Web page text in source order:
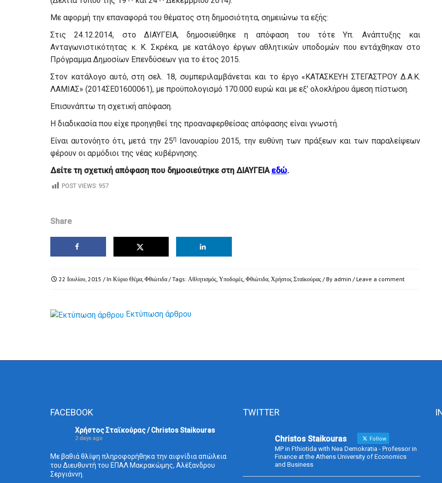
Με αφορμή την επαναφορά του θέματος στη δημοσιότητα, σημειώνω τα εξής:
Στις 24.12.2014, στο ΔΙΑΥΓΕΙΑ, δημοσιεύθηκε η απόφαση του τότε Υπ. Ανάπτυξης και
Ανταγωνιστικότητας κ. Κ. Σκρέκα, με κατάλογο έργων αθλητικών υποδομών που εντάχθηκαν στο
Πρόγραμμα Δημοσίων Επενδύσεων για το έτος 2015.
Στον κατάλογο αυτό, στη σελ. 18, συμπεριλαμβάνεται και το έργο «ΚΑΤΑΣΚΕΥΗ ΣΤΕΓΑΣΤΡΟΥ Δ.Α.Κ.
ΛΑΜΙΑΣ» (2014ΣΕ01600061), με προϋπολογισμό 170.000 ευρώ και με εξ’ ολοκλήρου άμεση πίστωση.
Επισυνάπτω τη σχετική απόφαση.
Η διαδικασία που είχε προηγηθεί της προαναφερθείσας απόφασης είναι γνωστή.
Είναι αυτονόητο ότι, μετά την 25η
Ιανουαρίου 2015, την ευθύνη των πράξεων και των παραλείψεων
φέρουν οι αρμόδιοι της νέας κυβέρνησης.
Δείτε τη σχετική απόφαση που δημοσιεύτηκε στη ΔΙΑΥΓΕΙΑ εδώ.
POST VIEWS: 957
Share
22 Ιουλίου, 2015 / In Κύριο Θέμα, Φθιώτιδα / Tags: Αθλητισμός, Υποδομές, Φθιώτιδα, Χρήστος Σταϊκούρας / By admin / Leave a comment
Εκτύπωση άρθρου
FACEBOOK
Χρήστος Σταϊκούρας / Christos Staikouras
2 days ago
Με βαθιά θλίψη πληροφορήθηκα την αιφνίδια απώλεια
του Διευθυντή του ΕΠΑΛ Μακρακώμης, Αλέξανδρου
Σεργιάννη.
TWITTER
Christos Staikouras Follow
MP in Fthiotida with Nea Demokratia - Professor in
Finance at the Athens University of Economics
and Business